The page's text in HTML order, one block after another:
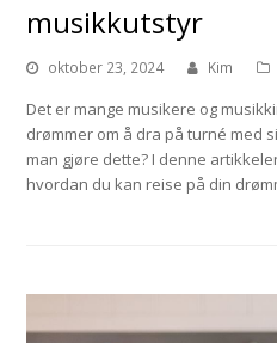
musikkutstyr
oktober 23, 2024 Kim
Det er mange musikere og
drømmer om å dra på turné med
man gjøre dette? I denne
hvordan du kan reise på din